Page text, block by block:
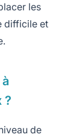
les
difficile et
?
de